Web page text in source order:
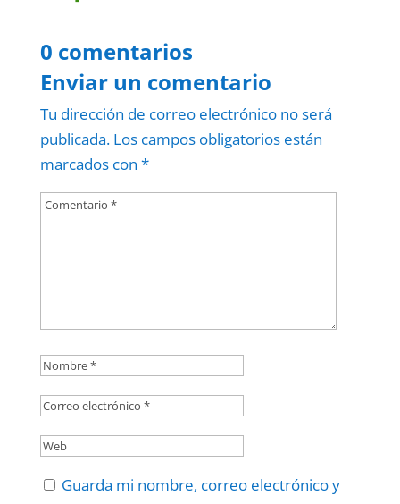
0 comentarios
Enviar un comentario
Tu dirección de correo electrónico no será
publicada. Los campos obligatorios están
marcados con *
Guarda mi nombre, correo electrónico y